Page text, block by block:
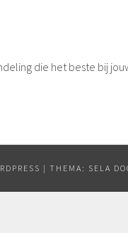
die het beste bij
| THEMA: SELA